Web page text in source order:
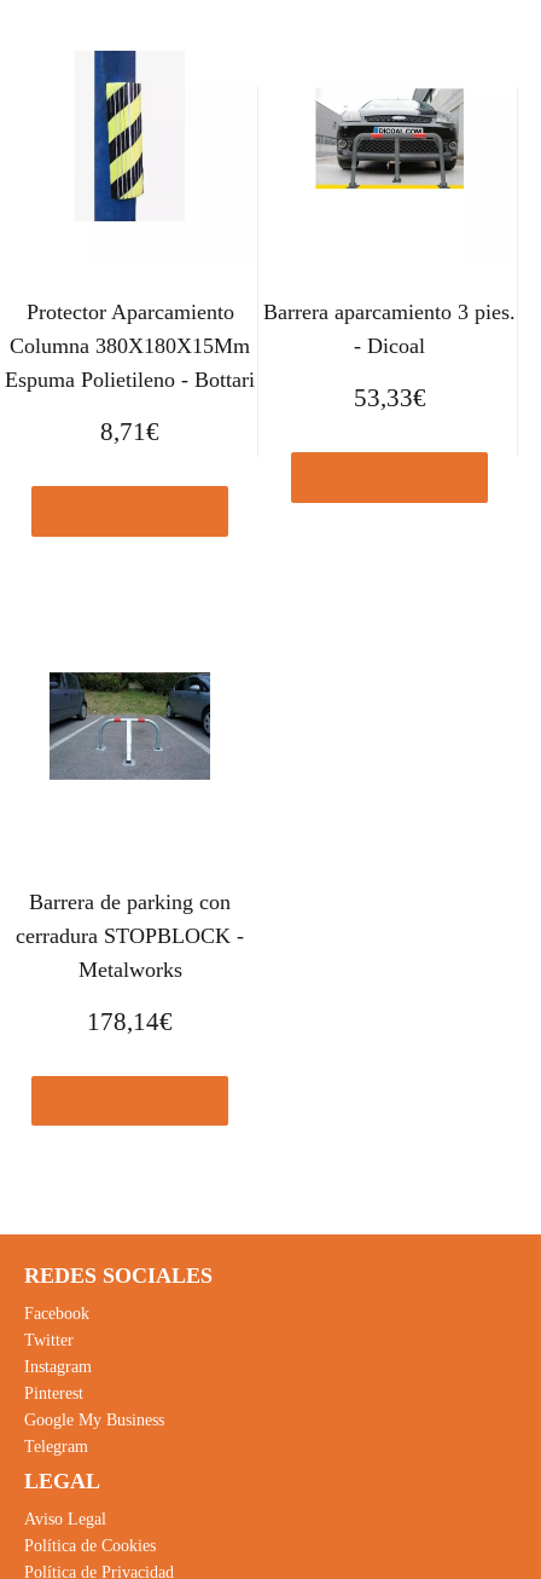
Protector Aparcamiento
Columna 380X180X15Mm
Espuma Polietileno - Bottari
8,71€
Barrera aparcamiento 3 pies.
- Dicoal
53,33€
Barrera de parking con
cerradura STOPBLOCK -
Metalworks
178,14€
REDES SOCIALES
Facebook
Twitter
Instagram
Pinterest
Google My Business
Telegram
LEGAL
Aviso Legal
Política de Cookies
Política de Privacidad